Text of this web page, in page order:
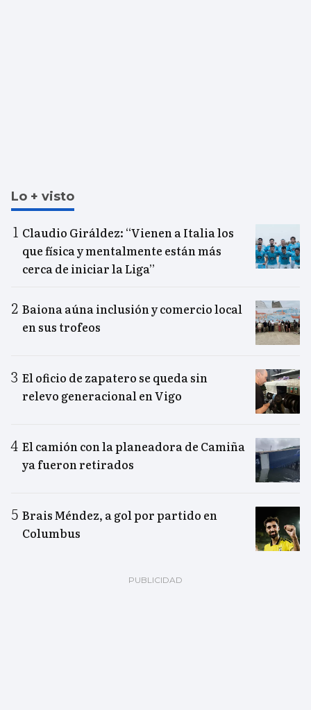
Lo + visto
Claudio Giráldez: “Vienen a Italia los
que física y mentalmente están más
cerca de iniciar la Liga”
Baiona aúna inclusión y comercio local
en sus trofeos
El oficio de zapatero se queda sin
relevo generacional en Vigo
El camión con la planeadora de Camiña
ya fueron retirados
Brais Méndez, a gol por partido en
Columbus